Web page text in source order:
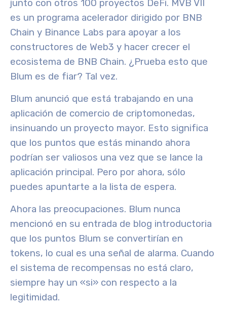
junto con otros 100 proyectos DeFi. MVB VII
es un programa acelerador dirigido por BNB
Chain y Binance Labs para apoyar a los
constructores de Web3 y hacer crecer el
ecosistema de BNB Chain. ¿Prueba esto que
Blum es de fiar? Tal vez.
Blum anunció que está trabajando en una
aplicación de comercio de criptomonedas,
insinuando un proyecto mayor. Esto significa
que los puntos que estás minando ahora
podrían ser valiosos una vez que se lance la
aplicación principal. Pero por ahora, sólo
puedes apuntarte a la lista de espera.
Ahora las preocupaciones. Blum nunca
mencionó en su entrada de blog introductoria
que los puntos Blum se convertirían en
tokens, lo cual es una señal de alarma. Cuando
el sistema de recompensas no está claro,
siempre hay un «si» con respecto a la
legitimidad.